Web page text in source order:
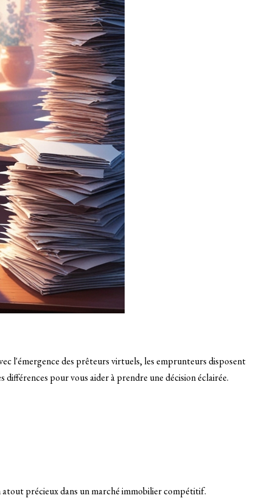
l'émergence des prêteurs virtuels, les emprunteurs disposent
pour vous aider à prendre une décision éclairée.
atout précieux dans un marché immobilier compétitif.